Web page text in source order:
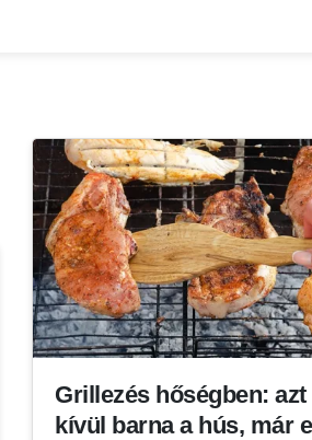
Grillezés hőségben:
kívül barna a hús, már